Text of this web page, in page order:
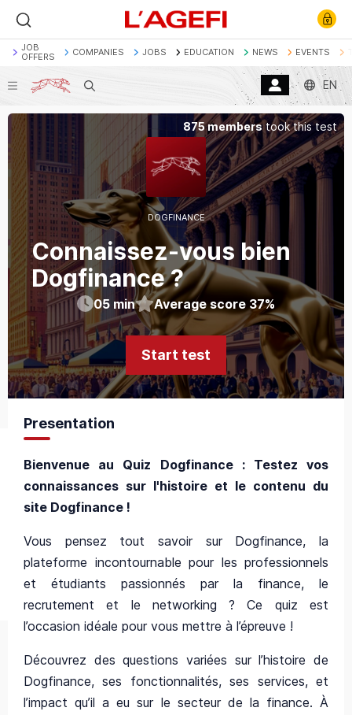
JOB
OFFERS
COMPANIES JOBS EDUCATION NEWS EVENTS
Search EN
875 memberstook this test
DOGFINANCE
Connaissez-vous bien
Dogfinance ?
05 min Average score 37%
Start test
Presentation
Bienvenue au Quiz Dogfinance : Testez vos
connaissances sur l'histoire et le contenu du
site Dogfinance !
Vous pensez tout savoir sur Dogfinance, la
plateforme incontournable pour les professionnels
et étudiants passionnés par la finance, le
recrutement et le networking ? Ce quiz est
l’occasion idéale pour vous mettre à l’épreuve !
Découvrez des questions variées sur l’histoire de
Dogfinance, ses fonctionnalités, ses services, et
l’impact qu’il a eu sur le secteur de la finance. À
Banque Société Générale
Marchés actions
Décryptage
Assurance Economie